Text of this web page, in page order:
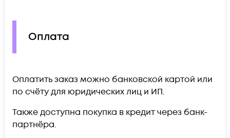
Оплата
Оплатить заказ можно банковской картой или
по счёту для юридических лиц и ИП.
Также доступна покупка в кредит через банк-
партнёра.